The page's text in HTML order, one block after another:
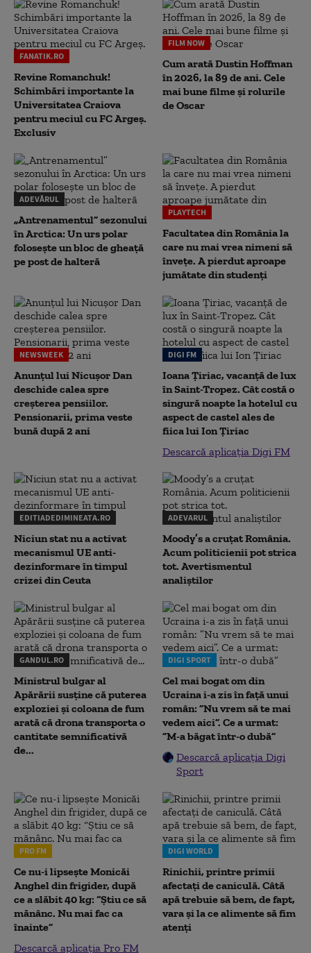
FANATIK.RO
Revine Romanchuk!
Schimbări importante la
Universitatea Craiova
pentru meciul cu FC Argeş.
Exclusiv
FILM NOW
Cum arată Dustin Hoffman
în 2026, la 89 de ani. Cele
mai bune filme și rolurile
de Oscar
ADEVĂRUL
„Antrenamentul” sezonului
în Arctica: Un urs polar
folosește un bloc de gheață
pe post de halteră
PLAYTECH
Facultatea din România la
care nu mai vrea nimeni să
înveţe. A pierdut aproape
jumătate din studenţi
NEWSWEEK
Anunțul lui Nicușor Dan
deschide calea spre
creșterea pensiilor.
Pensionarii, prima veste
bună după 2 ani
DIGI FM
Ioana Țiriac, vacanță de lux
în Saint-Tropez. Cât costă o
singură noapte la hotelul cu
aspect de castel ales de
fiica lui Ion Țiriac
Descarcă aplicația Digi FM
EDITIADEDIMINEATA.RO
Niciun stat nu a activat
mecanismul UE anti-
dezinformare în timpul
crizei din Ceuta
ADEVARUL
Moody’s a cruțat România.
Acum politicienii pot strica
tot. Avertismentul
analiștilor
GANDUL.RO
Ministrul bulgar al
Apărării susține că puterea
exploziei și coloana de fum
arată că drona transporta o
cantitate semnificativă
de...
DIGI SPORT
Cel mai bogat om din
Ucraina i-a zis în față unui
român: ”Nu vrem să te mai
vedem aici”. Ce a urmat:
”M-a băgat într-o dubă”
Descarcă aplicația Digi
Sport
PRO FM
Ce nu-i lipsește Monicăi
Anghel din frigider, după
ce a slăbit 40 kg: “Știu ce să
mănânc. Nu mai fac ca
înainte”
Descarcă aplicația Pro FM
DIGI WORLD
Rinichii, printre primii
afectați de caniculă. Câtă
apă trebuie să bem, de fapt,
vara și la ce alimente să fim
atenți